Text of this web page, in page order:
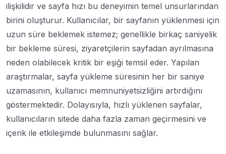
ilişkilidir ve sayfa hızı bu deneyimin temel unsurlarından
birini oluşturur. Kullanıcılar, bir sayfanın yüklenmesi için
uzun süre beklemek istemez; genellikle birkaç saniyelik
bir bekleme süresi, ziyaretçilerin sayfadan ayrılmasına
neden olabilecek kritik bir eşiği temsil eder. Yapılan
araştırmalar, sayfa yükleme süresinin her bir saniye
uzamasının, kullanıcı memnuniyetsizliğini artırdığını
göstermektedir. Dolayısıyla, hızlı yüklenen sayfalar,
kullanıcıların sitede daha fazla zaman geçirmesini ve
içerik ile etkileşimde bulunmasını sağlar.